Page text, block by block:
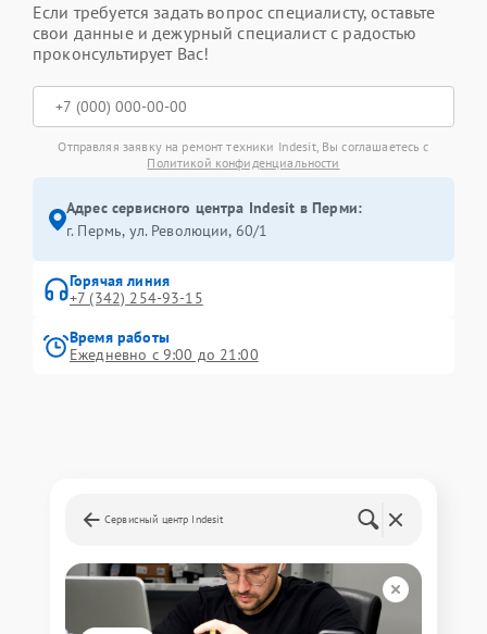
Если требуется задать вопрос специалисту, оставьте
свои данные и дежурный специалист с радостью
проконсультирует Вас!
Отправляя заявку на ремонт техники Indesit, Вы соглашаетесь с
Политикой конфиденциальности
Адрес сервисного центра Indesit в Перми:
г. Пермь, ул. ​Революции, 60/1
Горячая линия
+7 (342) 254-93-15
Время работы
Ежедневно с 9:00 до 21:00
Сервисный центр Indesit